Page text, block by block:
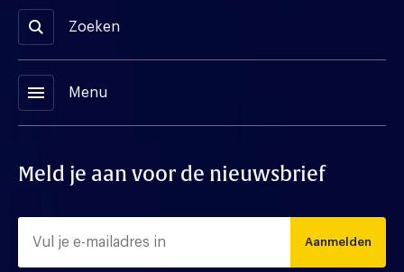
Zoeken
menu Menu
Meld je aan voor de nieuwsbrief
Aanmelden